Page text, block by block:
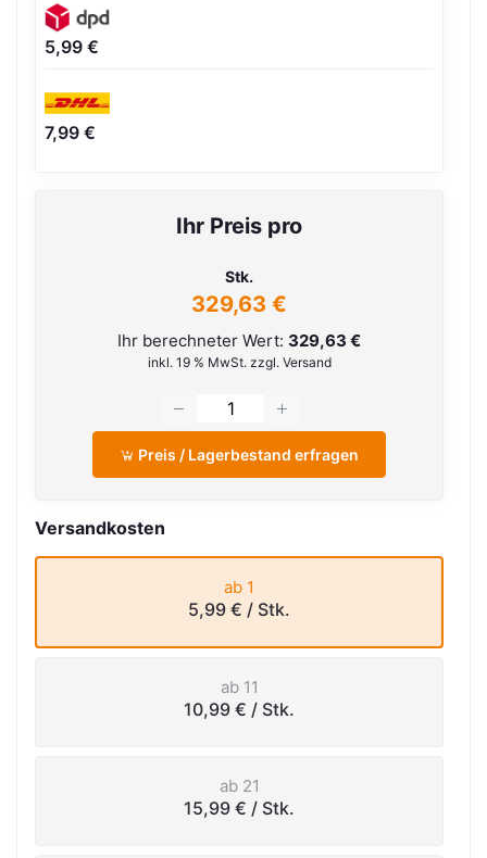
5,99 €
7,99 €
Ihr Preis pro
Stk.
329,63 €
Ihr berechneter Wert: 329,63 €
inkl. 19 % MwSt. zzgl. Versand
Preis / Lagerbestand erfragen
Versandkosten
ab 1
5,99 € / Stk.
ab 11
10,99 € / Stk.
ab 21
15,99 € / Stk.